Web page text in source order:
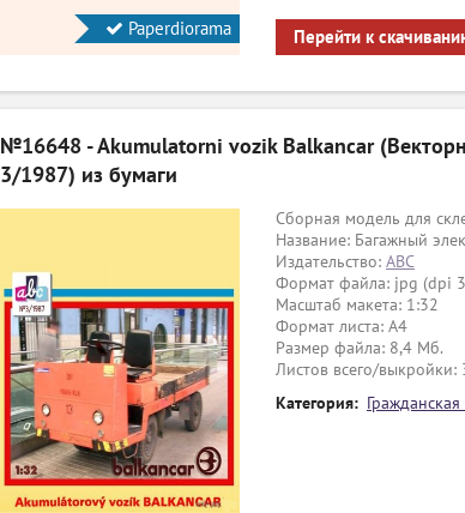
Paperdiorama Перейти к
№16648 - Akumulatorni vozik Balkancar
3/1987) из бумаги
Сборная модель для
Название: Багажный
Издательство: ABC
Формат файла: jpg (dpi
Масштаб макета: 1:32
Формат листа: А4
Размер файла: 8,4 Мб.
Листов всего/
Категория: